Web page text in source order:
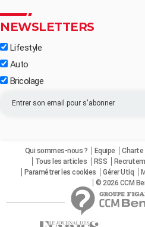
NEWSLETTERS
Lifestyle
Auto
Bricolage
Qui sommes-nous ? Equipe Charte
Tous les articles
RSS
Paramétrer les cookies
Gérer Utiq
© 2026 CCM